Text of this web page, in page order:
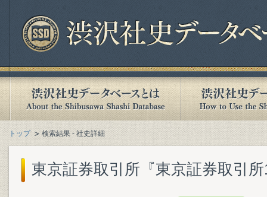
トップ 検索結果 - 社史詳細
東京証券取引所『東京証券取引